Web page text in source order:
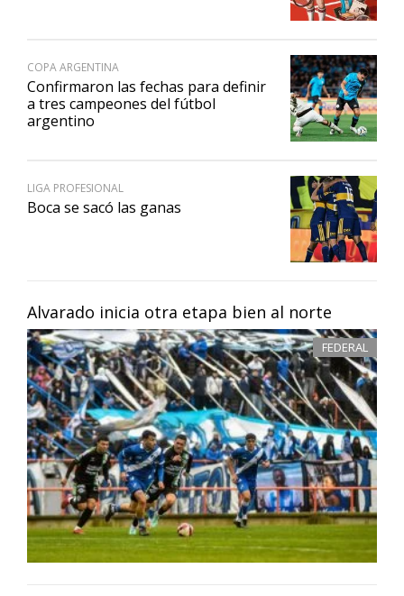
Alvarado inicia otra etapa bien al norte
FEDERAL
COPA ARGENTINA
Confirmaron las fechas para definir
a tres campeones del fútbol
argentino
LIGA PROFESIONAL
Boca se sacó las ganas